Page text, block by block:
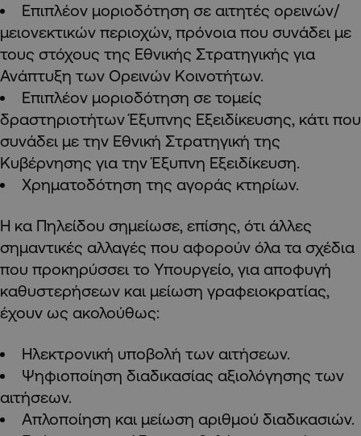
Επιπλέον μοριοδότηση σε αιτητές ορεινών/
μειονεκτικών περιοχών, πρόνοια που συνάδει με
τους στόχους της Εθνικής Στρατηγικής για
Ανάπτυξη των Ορεινών Κοινοτήτων.
Επιπλέον μοριοδότηση σε τομείς
δραστηριοτήτων Έξυπνης Εξειδίκευσης, κάτι που
συνάδει με την Εθνική Στρατηγική της
Κυβέρνησης για την Έξυπνη Εξειδίκευση.
Χρηματοδότηση της αγοράς κτηρίων.
Η κα Πηλείδου σημείωσε, επίσης, ότι άλλες
σημαντικές αλλαγές που αφορούν όλα τα σχέδια
που προκηρύσσει το Υπουργείο, για αποφυγή
καθυστερήσεων και μείωση γραφειοκρατίας,
έχουν ως ακολούθως:
Ηλεκτρονική υποβολή των αιτήσεων.
Ψηφιοποίηση διαδικασίας αξιολόγησης των
αιτήσεων.
Απλοποίηση και μείωση αριθμού διαδικασιών.